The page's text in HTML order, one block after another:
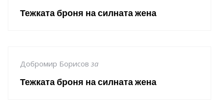
Тежката броня на силната жена
Добромир Борисов за
Тежката броня на силната жена